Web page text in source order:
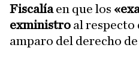
Fiscalíaen que los
exministro al respecto
amparo del derecho